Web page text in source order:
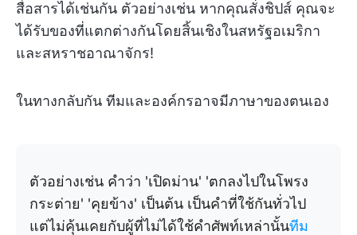
สื่อสารได้เช่นกัน ตัวอย่างเช่น หากคุณสั่งชิปส์ คุณจะ
ได้รับของที่แตกต่างกันโดยสิ้นเชิงในสหรัฐอเมริกา
และสหราชอาณาจักร!
ในทางกลับกัน ทีมและองค์กรอาจมีภาษาของตนเอง
ตัวอย่างเช่น คำว่า 'เปิดม่าน' 'ตกลงไปในโพรง
กระต่าย' 'คุยข้าง' เป็นต้น เป็นคำที่ใช้กันทั่วไป
แต่ไม่คุ้นเคยกับผู้ที่ไม่ได้ใช้คำศัพท์เหล่านั้นทีม